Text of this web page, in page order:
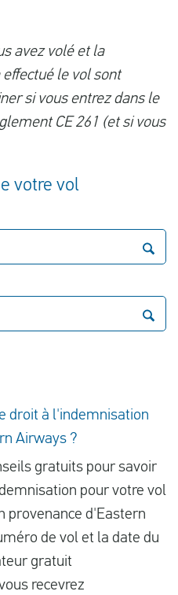
avez volé et la
le vol sont
si vous entrez dans le
CE 261 (et si vous
votre vol
droit à l'indemnisation
Airways ?
gratuits pour savoir
pour votre vol
provenance d'Eastern
de vol et la date du
gratuit
recevrez